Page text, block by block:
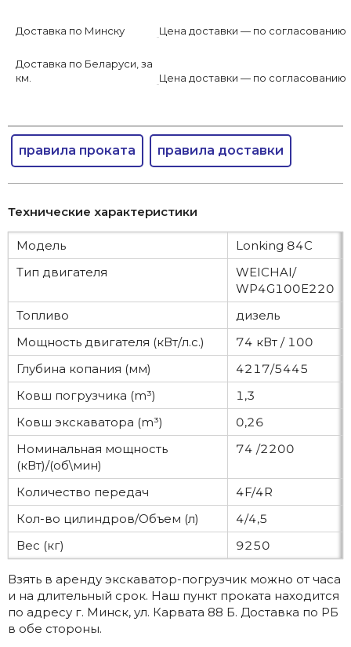
Доставка по Минску Цена доставки — по согласованию
Доставка по Беларуси, за
км.
Цена доставки — по согласованию
правила проката правила доставки
Технические характеристики
Модель
Lonking 84С
Тип двигателя
WEICHAI/
WP4G100E220
Топливо
дизель
Мощность двигателя (кВт/л.с.)
74 кВт / 100
Глубина копания (мм)
4217/5445
Ковш погрузчика (m³)
1,3
Ковш экскаватора (m³)
0,26
Номинальная мощность
(кВт)/(об\мин)
74 /2200
Количество передач
4F/4R
Кол-во цилиндров/Объем (л)
4/4,5
Вес (кг)
9250
Взять в аренду экскаватор-погрузчик можно от часа
и на длительный срок. Наш пункт проката находится
по адресу г. Минск, ул. Карвата 88 Б. Доставка по РБ
в обе стороны.